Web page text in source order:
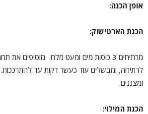
אופן הכנה:
הכנת הארטישוק:
מרתיחים 3 כוסות מים ומעט מלח. מוסיפים
לרתיחה, ומבשלים עוד כעשר דקות עד
ומצננים.
הכנת המילוי: